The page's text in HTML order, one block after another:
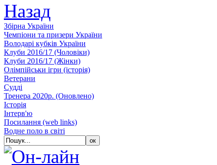
Назад
Збiрна України
Чемпіони та призери України
Володарі кубків України
Клуби 2016/17 (Чоловiки)
Клуби 2016/17 (Жiнки)
Олімпійськи ігри (історія)
Ветерани
Судді
Тренера 2020р. (Оновлено)
Історія
Iнтерв'ю
Посилання (web links)
Водне поло в світі